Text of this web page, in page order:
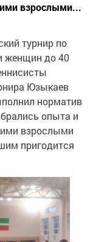
взрослыми...
турнир по
женщин до 40
Юзыкаев
норматив
опыта и
взрослыми
пригодится